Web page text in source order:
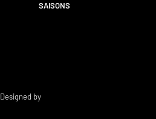
SAISONS
Designed by